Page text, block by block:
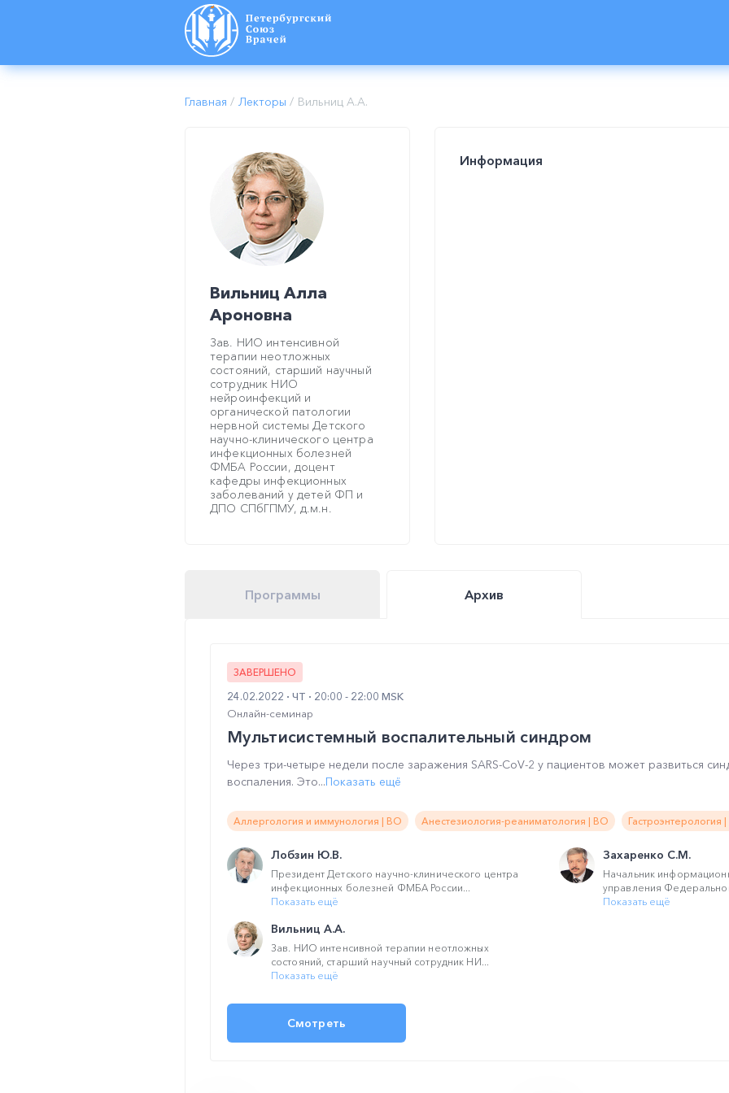
Главная / Лекторы / Вильниц А.А.
Вильниц Алла
Ароновна
Зав. НИО интенсивной
терапии неотложных
состояний, старший научный
сотрудник НИО
нейроинфекций и
органической патологии
нервной системы Детского
научно-клинического центра
инфекционных болезней
ФМБА России, доцент
кафедры инфекционных
заболеваний у детей ФП и
ДПО СПбГПМУ, д.м.н.
Информация
Программы Архив
ЗАВЕРШЕНО
24.02.2022 ЧТ 20:00 - 22:00 MSK
Онлайн-семинар
Мультисистемный воспалительный синдром
Через три-четыре недели после заражения SARS-CoV-2 у пациентов может развиться
воспаления. Это...Показать ещё
Аллергология и иммунология | ВО Анестезиология-реаниматология | ВО Гастроэнтерология
Лобзин Ю.В.
Президент Детского научно-клинического центра
инфекционных болезней ФМБА России...
Показать ещё
Захаренко С.М.
Начальник
управления
Показать ещё
Вильниц А.А.
Зав. НИО интенсивной терапии неотложных
состояний, старший научный сотрудник НИ...
Показать ещё
Смотреть